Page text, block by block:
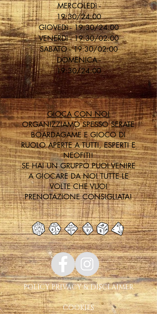
MERCOLEDì -
19:30/24:00
GIOVEDì - 19:30/24:00
VENERDì - 19:30/02:00
SABATO - 19:30/02:00
DOMENICA -
19:30/24:00
GIOCA CON NOI
ORGANIZZIAMO SPESSO SERATE
BOARDAGAME E GIOCO DI
RUOLO APERTE A TUTTI, ESPERTI E
NEOFITI!
SE HAI UN GRUPPO PUOI VENIRE
A GIOCARE DA NOI TUTTE LE
VOLTE CHE VUOI
PRENOTAZIONE CONSIGLIATA!
POLICY PRIVACY & DISCLAIMER
COOKIES